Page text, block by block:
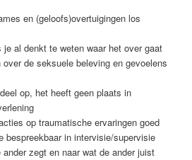
en (geloofs)overtuigingen los
je al denkt te weten waar het over gaat
over de seksuele beleving en gevoelens
op, het heeft geen plaats in
op traumatische ervaringen goed
bespreekbaar in intervisie/supervisie
zegt en naar wat de ander juist